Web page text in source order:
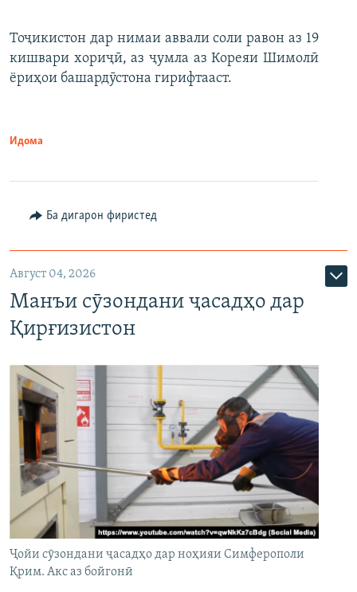
Тоҷикистон дар нимаи аввали соли равон аз 19
кишвари хориҷӣ, аз ҷумла аз Кореяи Шимолӣ
ёриҳои башардӯстона гирифтааст.
Идома
Ба дигарон фиристед
Август 04, 2026
Манъи сӯзондани ҷасадҳо дар
Қирғизистон
Ҷойи сӯзондани ҷасадҳо дар ноҳияи Симферополи
Қрим. Акс аз бойгонӣ